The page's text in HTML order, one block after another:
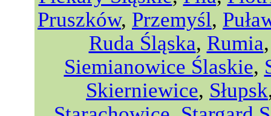
Pruszków, Przemyśl,
Ruda Śląska, Rumia
Siemianowice Ślaskie,
Skierniewice, Słupsk